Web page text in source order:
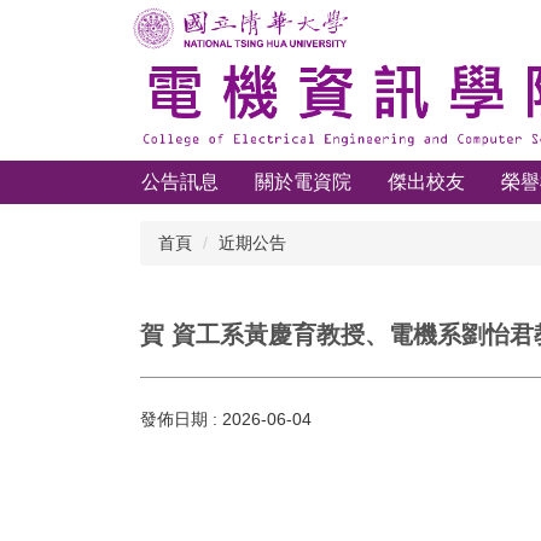
公告訊息 關於電資院 傑出校友 榮
首頁 近期公告
賀 資工系黃慶育教授、電機系劉怡
發佈日期 : 2026-06-04